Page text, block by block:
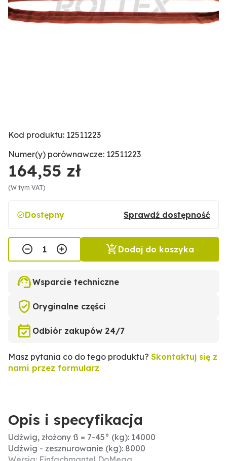
Kod produktu: 12511223
Numer(y) porównawcze: 12511223
164,55 zł
(W tym VAT)
Dostępny Sprawdź dostępność
Dodaj do koszyka
Wsparcie techniczne
Oryginalne części
Odbiór zakupów 24/7
Masz pytania co do tego produktu? Skontaktuj się z
nami przez formularz
Opis i specyfikacja
Udźwig, złożony ß = 7-45° (kg): 14000
Udźwig - zesznurowanie (kg): 8000